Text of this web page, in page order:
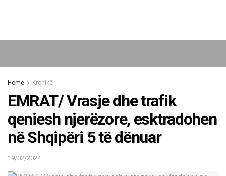
Home Kronikë
EMRAT/ Vrasje dhe trafik
qeniesh njerëzore, esktradohen
në Shqipëri 5 të dënuar
19/02/2024